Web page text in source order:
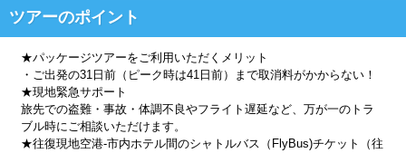
ツアーのポイント
★パッケージツアーをご利用いただくメリット
・ご出発の31日前（ピーク時は41日前）まで取消料がかからない！
★現地緊急サポート
旅先での盗難・事故・体調不良やフライト遅延など、万が一のトラ
ブル時にご相談いただけます。
★往復現地空港-市内ホテル間のシャトルバス（FlyBus)チケット（往